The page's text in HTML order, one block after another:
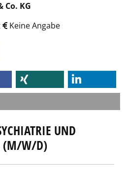
Co. KG
Keine Angabe
UND
(M/W/D)